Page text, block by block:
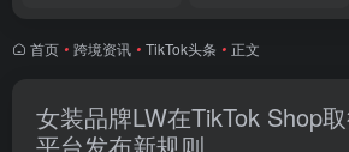
首页 • 跨境资讯 • TikTok头条 • 正文
女装品牌LW在TikTok Shop